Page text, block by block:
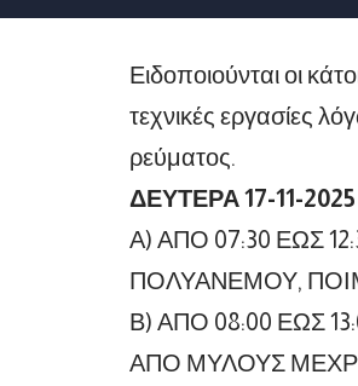
Ειδοποιούνται οι
τεχνικές εργασίες
ρεύματος.
ΔΕΥΤΕΡΑ 17-11-2025
Α) ΑΠΟ 07:30 ΕΩΣ
ΠΟΛΥΑΝΕΜΟΥ,
Β) ΑΠΟ 08:00 ΕΩΣ
ΑΠΟ ΜΥΛΟΥΣ